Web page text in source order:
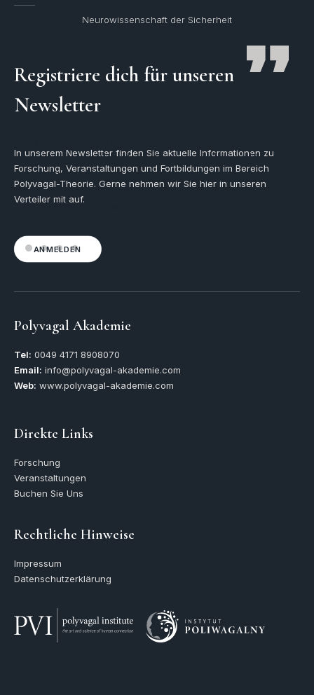
ZITATE
zu fühlen, um sich in das Leben zu verlieben und Leben
zu riskieren.
Deb Dana, LCSW
Neurowissenschaft der Sicherheit
Registriere dich für unseren
Newsletter
In unserem Newsletter finden Sie aktuelle Informationen zu
Forschung, Veranstaltungen und Fortbildungen im Bereich
Polyvagal-Theorie. Gerne nehmen wir Sie hier in unseren
Verteiler mit auf.
ANMELDEN
Polyvagal Akademie
Tel: 0049 4171 8908070
Email: info@polyvagal-akademie.com
Web: www.polyvagal-akademie.com
Direkte Links
Forschung
Veranstaltungen
Buchen Sie Uns
Rechtliche Hinweise
Impressum
Datenschutzerklärung